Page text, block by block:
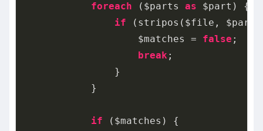
foreach ($parts as $part) {
if (stripos($file, $part)
                    $matches =
false ;
break ;
                }
            }
if ($matches) {